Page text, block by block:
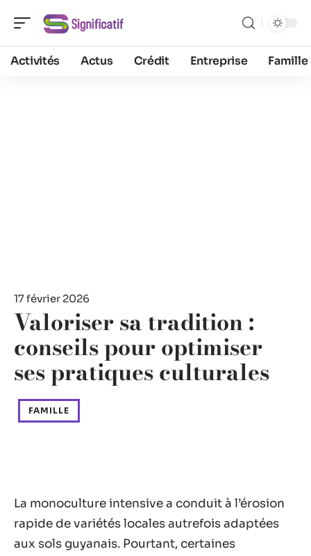
Activités Actus Crédit Entreprise Famille
17 février 2026
Valoriser sa tradition :
conseils pour optimiser
ses pratiques culturales
FAMILLE
La monoculture intensive a conduit à l’érosion
rapide de variétés locales autrefois adaptées
aux sols guyanais. Pourtant, certaines